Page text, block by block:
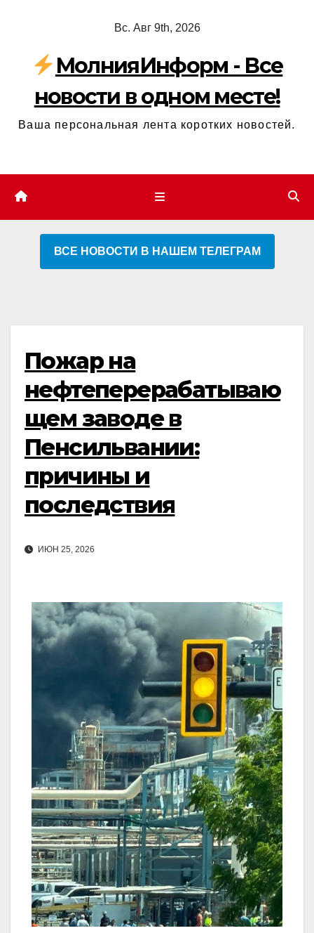
содержимому
Вс. Авг 9th, 2026
МолнияИнформ - Все
новости в одном месте!
Ваша персональная лента коротких новостей.
ВСЕ НОВОСТИ В НАШЕМ ТЕЛЕГРАМ
Пожар на
нефтеперерабатываю
щем заводе в
Пенсильвании:
причины и
последствия
ИЮН 25, 2026